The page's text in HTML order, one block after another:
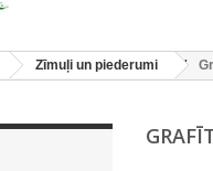
Zīmuļi un piederumi